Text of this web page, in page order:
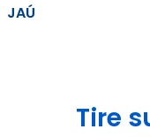
JAÚ
Tire